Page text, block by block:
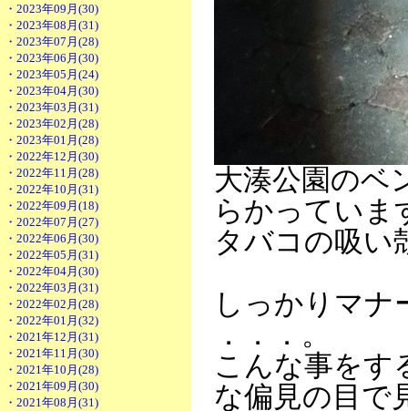
・2023年09月(30)
・2023年08月(31)
・2023年07月(28)
・2023年06月(30)
・2023年05月(24)
・2023年04月(30)
・2023年03月(31)
・2023年02月(28)
・2023年01月(28)
・2022年12月(30)
・2022年11月(28)
・2022年10月(31)
・2022年09月(18)
・2022年07月(27)
・2022年06月(30)
・2022年05月(31)
・2022年04月(30)
・2022年03月(31)
・2022年02月(28)
・2022年01月(32)
・2021年12月(31)
・2021年11月(30)
・2021年10月(28)
・2021年09月(30)
・2021年08月(31)
大湊公園のベ
らかっていま
タバコの吸い
しっかりマ
．．．。
こんな事をす
な偏見の目で